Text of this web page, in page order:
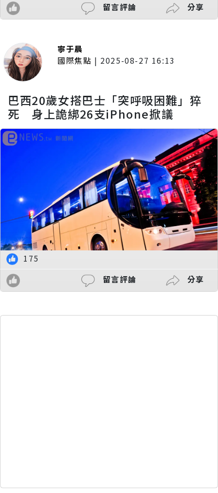
留言評論
分享
寧于晨
國際焦點 | 2025-08-27 16:13
巴西20歲女搭巴士「突呼吸困難」猝
死 身上詭綁26支iPhone掀議
175
留言評論
分享